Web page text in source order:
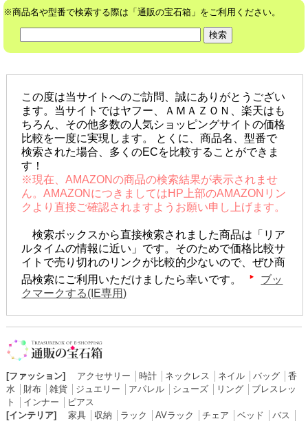
※商品名や型番で検索する際は「通販の宝石箱」をご利用ください。
この度は当サイトへのご訪問、誠にありがとうござい
ます。当サイトではヤフー、ＡＭＡＺＯＮ、楽天はも
ちろん、その他多数の人気ショッピングサイトの価格
比較を一度に実現します。 とくに、商品名、型番で
検索された場合、多くのECを比較することができま
す！
※現在、AMAZONの商品の検索結果が表示されませ
ん。AMAZONにつきましてはHP上部のAMAZONリン
クより直接ご確認されますようお願い申し上げます。
検索ボックスから直接検索されました商品は「リア
ルタイムの情報に近い」です。そのためで価格比較サ
イトで売り切れのリンクが比較的少ないので、ぜひ商
品検索にご利用いただけましたら幸いです。
ブッ
クマークする(IE専用)
[ファッション] アクセサリー 時計│ ネックレス ネイル│ バッグ│ 香
水
財布│ 雑貨│ ジュエリー アパレル│ シューズ│ リング│ ブレスレッ
ト
インナー
ピアス
[インテリア]
家具│ 収納 ラック AVラック チェア ベッド バス